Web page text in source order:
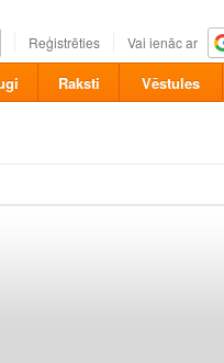
Reģistrēties Vai ienāc ar
Raksti Vēstules